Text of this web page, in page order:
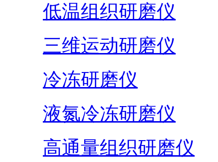
低温组织研磨仪
三维运动研磨仪
冷冻研磨仪
液氮冷冻研磨仪
高通量组织研磨仪